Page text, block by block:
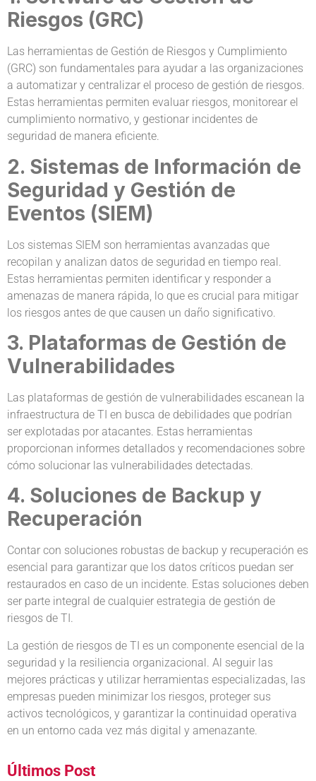
Riesgos (GRC)
Las herramientas de Gestión de Riesgos y Cumplimiento
(GRC) son fundamentales para ayudar a las organizaciones
a automatizar y centralizar el proceso de gestión de riesgos.
Estas herramientas permiten evaluar riesgos, monitorear el
cumplimiento normativo, y gestionar incidentes de
seguridad de manera eficiente.
2. Sistemas de Información de
Seguridad y Gestión de
Eventos (SIEM)
Los sistemas SIEM son herramientas avanzadas que
recopilan y analizan datos de seguridad en tiempo real.
Estas herramientas permiten identificar y responder a
amenazas de manera rápida, lo que es crucial para mitigar
los riesgos antes de que causen un daño significativo.
3. Plataformas de Gestión de
Vulnerabilidades
Las plataformas de gestión de vulnerabilidades escanean la
infraestructura de TI en busca de debilidades que podrían
ser explotadas por atacantes. Estas herramientas
proporcionan informes detallados y recomendaciones sobre
cómo solucionar las vulnerabilidades detectadas.
4. Soluciones de Backup y
Recuperación
Contar con soluciones robustas de backup y recuperación es
esencial para garantizar que los datos críticos puedan ser
restaurados en caso de un incidente. Estas soluciones deben
ser parte integral de cualquier estrategia de gestión de
riesgos de TI.
La gestión de riesgos de TI es un componente esencial de la
seguridad y la resiliencia organizacional. Al seguir las
mejores prácticas y utilizar herramientas especializadas, las
empresas pueden minimizar los riesgos, proteger sus
activos tecnológicos, y garantizar la continuidad operativa
en un entorno cada vez más digital y amenazante.
Últimos Post